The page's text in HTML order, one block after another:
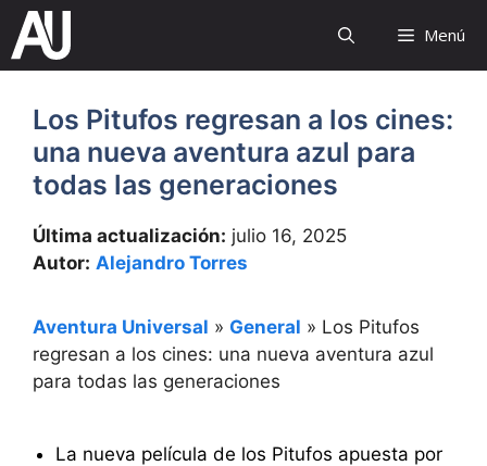
Saltar
contenido
Menú
Los Pitufos regresan a los cines:
una nueva aventura azul para
todas las generaciones
Última actualización: julio 16, 2025
Autor: Alejandro Torres
Aventura Universal » General » Los Pitufos
regresan a los cines: una nueva aventura azul
para todas las generaciones
La nueva película de los Pitufos apuesta por